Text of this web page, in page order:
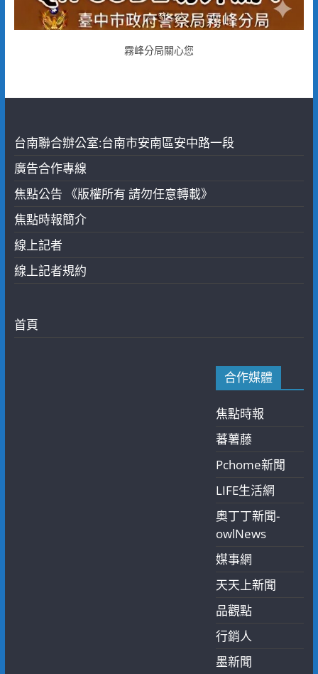
霧峰分局關心您
台南聯合辦公室:台南市安南區安中路一段
廣告合作專線
焦點公告 《版權所有 請勿任意轉載》
焦點時報簡介
線上記者
線上記者規約
首頁
合作媒體
焦點時報
蕃薯藤
Pchome新聞
LIFE生活網
奧丁丁新聞-
owlNews
媒事網
天天上新聞
品觀點
行銷人
墨新聞